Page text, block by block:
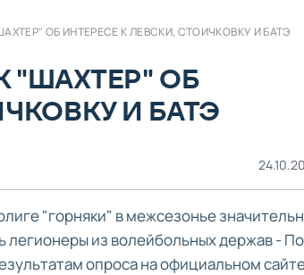
ОБ ИНТЕРЕСЕ К ЛЕВСКИ, СТОИЧКОВКУ И БАТЭ
"ШАХТЕР" ОБ
И БАТЭ
"горняки" в межсезонье
легионеры из волейбольных держав -
опроса на официальном